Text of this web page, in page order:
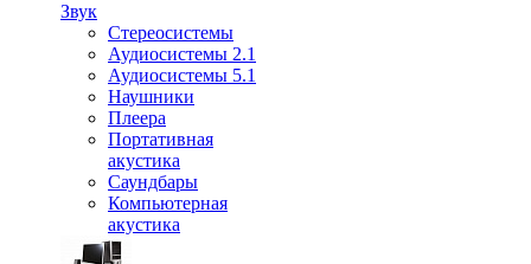
Звук
Стереосистемы
Аудиосистемы 2.1
Аудиосистемы 5.1
Наушники
Плеера
Портативная
акустика
Саундбары
Компьютерная
акустика